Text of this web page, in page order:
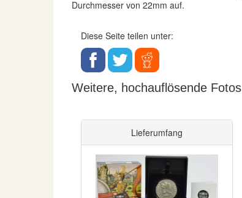
Durchmesser von 22mm auf.
Diese Seite teilen unter:
Weitere, hochauflösende
Lieferumfang